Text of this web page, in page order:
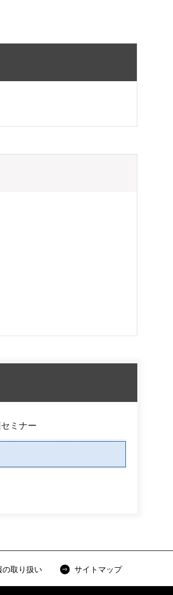
ミナー
の取り扱い サイトマップ